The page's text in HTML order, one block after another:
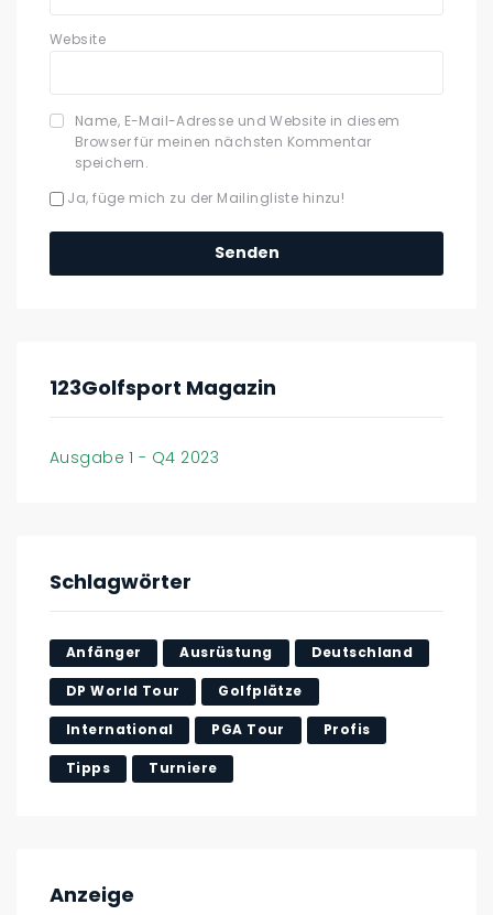
Website
Name, E-Mail-Adresse und Website in diesem
Browser für meinen nächsten Kommentar
speichern.
Ja, füge mich zu der Mailingliste hinzu!
123Golfsport Magazin
Ausgabe 1 - Q4 2023
Schlagwörter
Anfänger Ausrüstung Deutschland
DP World Tour Golfplätze
International PGA Tour Profis
Tipps Turniere
Anzeige